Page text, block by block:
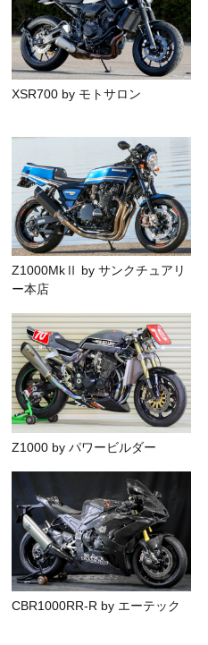
XSR700 by モトサロン
Z1000MkⅡ by サンクチュアリ
ー本店
Z1000 by パワービルダー
CBR1000RR-R by エーテック